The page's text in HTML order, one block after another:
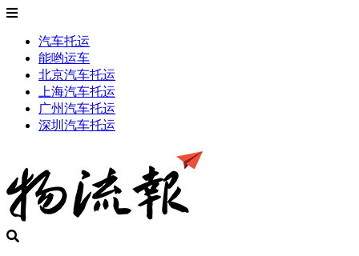
汽车托运
能哟运车
北京汽车托运
上海汽车托运
广州汽车托运
深圳汽车托运